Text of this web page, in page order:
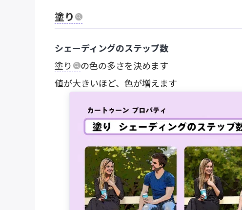
塗り
シェーディングのステップ数
塗り
の色の多さを決めます
値が大きいほど、色が増えます